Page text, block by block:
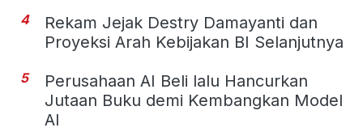
4
Rekam Jejak Destry Damayanti dan
Proyeksi Arah Kebijakan BI Selanjutnya
5
Perusahaan AI Beli lalu Hancurkan
Jutaan Buku demi Kembangkan Model
AI